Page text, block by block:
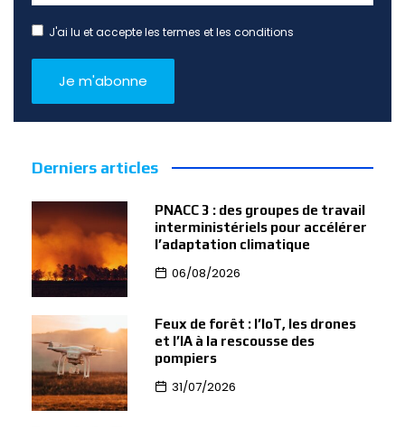
J'ai lu et accepte les termes et les conditions
Derniers articles
PNACC 3 : des groupes de travail
interministériels pour accélérer
l’adaptation climatique
06/08/2026
Feux de forêt : l’IoT, les drones
et l’IA à la rescousse des
pompiers
31/07/2026